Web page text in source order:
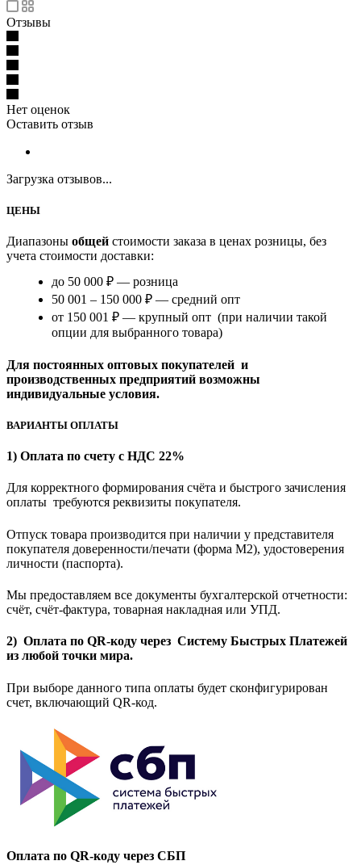
Отзывы
Нет оценок
Оставить отзыв
Загрузка отзывов...
ЦЕНЫ
Диапазоны общей стоимости заказа в ценах розницы, без
учета стоимости доставки:
до 50 000 ₽ — розница
50 001 – 150 000 ₽ — средний опт
от 150 001 ₽ — крупный опт (при наличии такой
опции для выбранного товара)
Для постоянных оптовых покупателей и
производственных предприятий возможны
индивидуальные условия.
ВАРИАНТЫ ОПЛАТЫ
1) Оплата по счету с НДС 22%
Для корректного формирования счёта и быстрого зачисления
оплаты требуются реквизиты покупателя.
Отпуск товара производится при наличии у представителя
покупателя доверенности/печати (форма M2), удостоверения
личности (паспорта).
Мы предоставляем все документы бухгалтерской отчетности:
счёт, счёт-фактура, товарная накладная или УПД.
2) Оплата по QR-коду через Систему Быстрых Платежей
из любой точки мира.
При выборе данного типа оплаты будет сконфигурирован
счет, включающий QR-код.
Оплата по QR-коду через СБП